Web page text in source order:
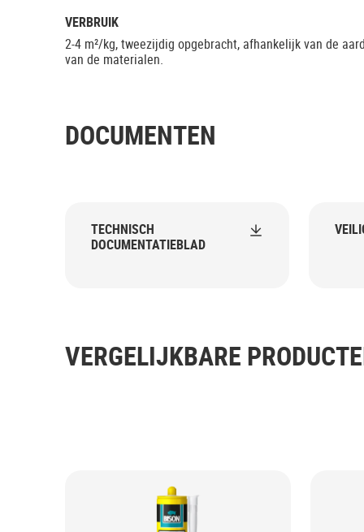
VERBRUIK
2-4 m²/kg, tweezijdig opgebracht, afhankelijk van de aard
van de materialen.
DOCUMENTEN
TECHNISCH
DOCUMENTATIEBLAD
VERGELIJKBARE